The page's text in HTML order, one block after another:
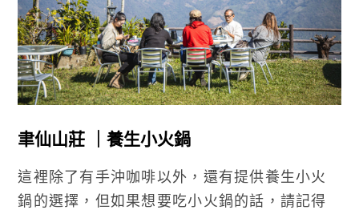
聿仙山莊 ｜養生小火鍋
這裡除了有手沖咖啡以外，還有提供養生小火
鍋的選擇，但如果想要吃小火鍋的話，請記得